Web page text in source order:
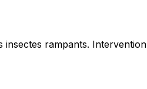
rampants.